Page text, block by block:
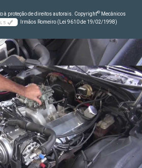
à proteção de direitos autorais. Copyright© Mecânicos
Irmãos Romeiro (Lei 9610 de 19/02/1998)